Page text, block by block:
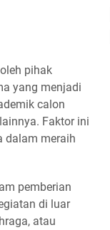
pihak
yang menjadi
calon
Faktor ini
dalam meraih
pemberian
di luar
atau